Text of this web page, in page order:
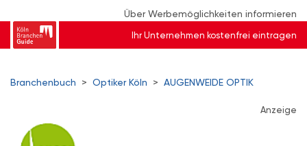
Über Werbemöglichkeiten informieren
Ihr Unternehmen kostenfrei eintragen
Branchenbuch > Optiker Köln > AUGENWEIDE OPTIK
Anzeige